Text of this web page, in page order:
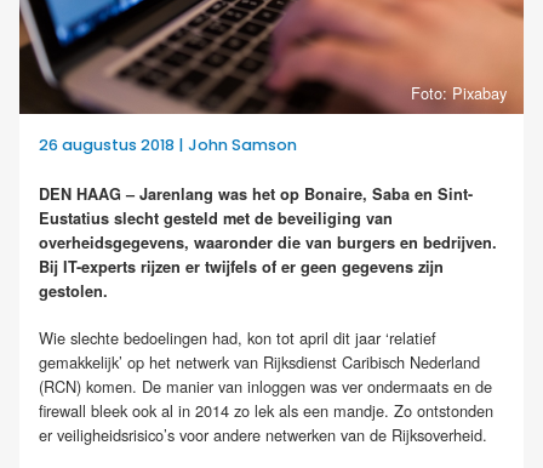
Foto: Pixabay
26 augustus 2018 | John Samson
DEN HAAG – Jarenlang was het op Bonaire, Saba en Sint-
Eustatius slecht gesteld met de beveiliging van
overheidsgegevens, waaronder die van burgers en bedrijven.
Bij IT-experts rijzen er twijfels of er geen gegevens zijn
gestolen.
Wie slechte bedoelingen had, kon tot april dit jaar ‘relatief
gemakkelijk’ op het netwerk van Rijksdienst Caribisch Nederland
(RCN) komen. De manier van inloggen was ver ondermaats en de
firewall bleek ook al in 2014 zo lek als een mandje. Zo ontstonden
er veiligheidsrisico’s voor andere netwerken van de Rijksoverheid.